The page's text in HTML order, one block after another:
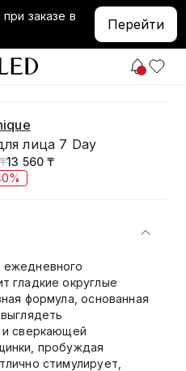
заказе в
Перейти
лица 7 Day
13 560 ₸
гладкие округлые
формула, основанная
и сверкающей
пробуждая
стимулирует,